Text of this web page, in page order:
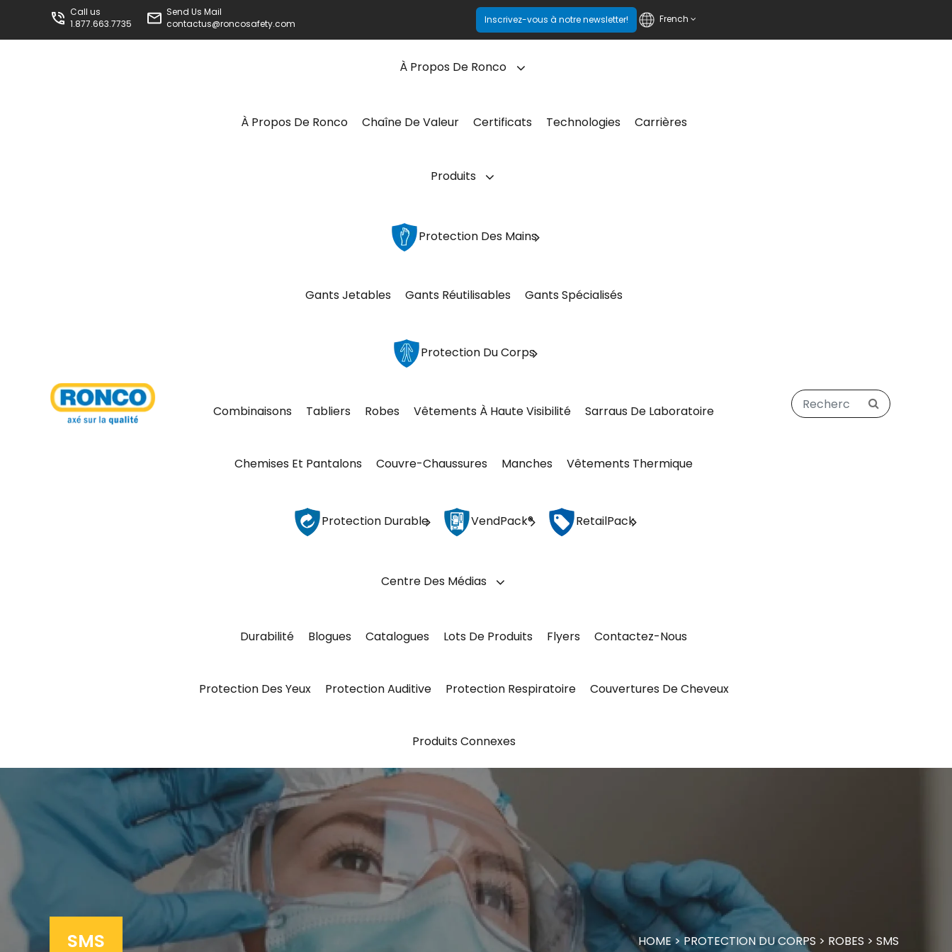
Call us
1.877.663.7735
Send Us Mail
contactus@roncosafety.com
Inscrivez-vous à notre newsletter! French
À Propos De Ronco
À Propos De Ronco Chaîne De Valeur Certificats Technologies Carrières
Produits
Protection Des Mains
Gants Jetables Gants Réutilisables Gants Spécialisés
Protection Du Corps
Combinaisons Tabliers Robes Vêtements À Haute Visibilité Sarraus De Laboratoire
Chemises Et Pantalons Couvre-Chaussures Manches Vêtements Thermique
Protection Durable VendPack® RetailPack
Durabilité
Centre Des Médias
Blogues Catalogues Lots De Produits Flyers Contactez-Nous
Protection Des Yeux Protection Auditive Protection Respiratoire Couvertures De Cheveux
Produits Connexes
SMS HOME> PROTECTION DU CORPS > ROBES > SMS